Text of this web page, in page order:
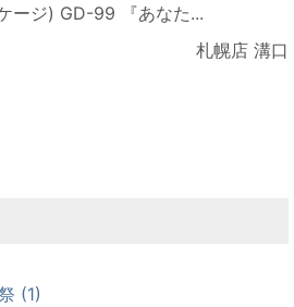
ージ) GD-99 『あなた...
札幌店 溝口
(1)